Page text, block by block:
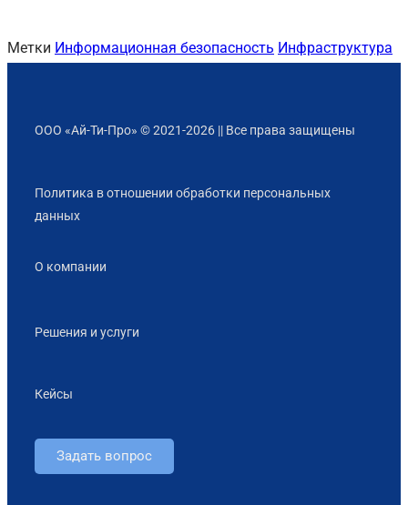
Метки Информационная безопасность Инфраструктура
ООО «Ай-Ти-Про» © 2021-2026 || Все права защищены
Политика в отношении обработки персональных
данных
О компании
Решения и услуги
Кейсы
Задать вопрос